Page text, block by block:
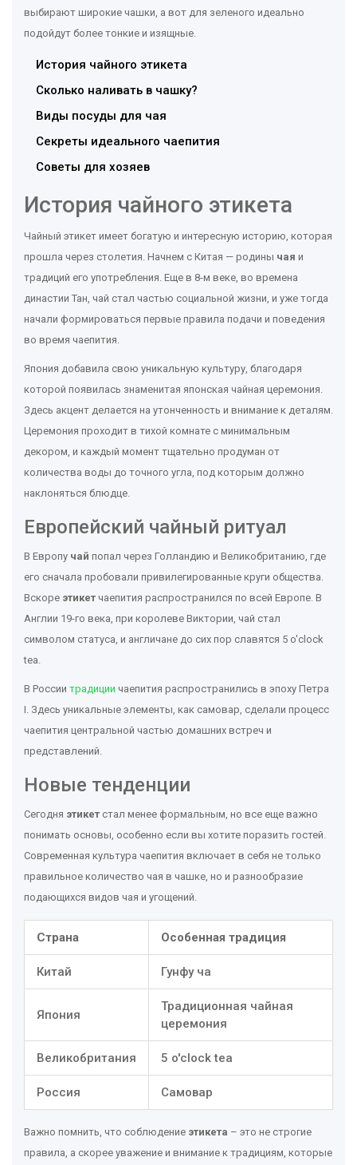
выбирают широкие чашки, а вот для зеленого идеально
подойдут более тонкие и изящные.
История чайного этикета
Сколько наливать в чашку?
Виды посуды для чая
Секреты идеального чаепития
Советы для хозяев
История чайного этикета
Чайный этикет имеет богатую и интересную историю, которая
прошла через столетия. Начнем с Китая — родины чая и
традиций его употребления. Еще в 8-м веке, во времена
династии Тан, чай стал частью социальной жизни, и уже тогда
начали формироваться первые правила подачи и поведения
во время чаепития.
Япония добавила свою уникальную культуру, благодаря
которой появилась знаменитая японская чайная церемония.
Здесь акцент делается на утонченность и внимание к деталям.
Церемония проходит в тихой комнате с минимальным
декором, и каждый момент тщательно продуман от
количества воды до точного угла, под которым должно
наклоняться блюдце.
Европейский чайный ритуал
В Европу чай попал через Голландию и Великобританию, где
его сначала пробовали привилегированные круги общества.
Вскоре этикет чаепития распространился по всей Европе. В
Англии 19-го века, при королеве Виктории, чай стал
символом статуса, и англичане до сих пор славятся 5 o'clock
tea.
В России традиции чаепития распространились в эпоху Петра
I. Здесь уникальные элементы, как самовар, сделали процесс
чаепития центральной частью домашних встреч и
представлений.
Новые тенденции
Сегодня этикет стал менее формальным, но все еще важно
понимать основы, особенно если вы хотите поразить гостей.
Современная культура чаепития включает в себя не только
правильное количество чая в чашке, но и разнообразие
подающихся видов чая и угощений.
Страна Особенная традиция
Китай Гунфу ча
Япония
Традиционная чайная
церемония
Великобритания 5 o'clock tea
Россия Самовар
Важно помнить, что соблюдение этикета – это не строгие
правила, а скорее уважение и внимание к традициям, которые